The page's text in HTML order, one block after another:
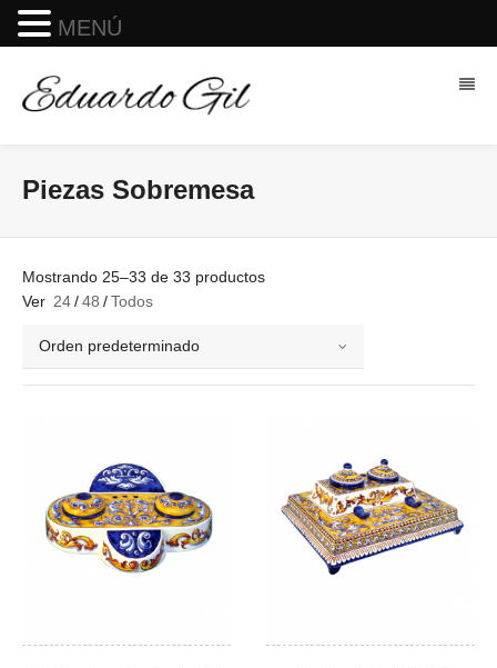
Piezas Sobremesa
Mostrando 25–33 de 33 productos
Ver 24/48 /Todos
Orden predeterminado
MENÚ